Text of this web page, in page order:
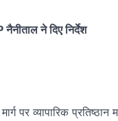
ने दिए निर्देश
पर व्यापारिक